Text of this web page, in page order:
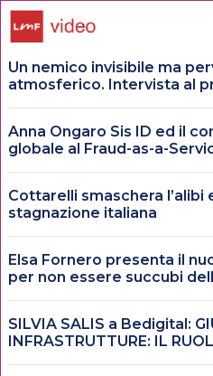
Un nemico invisibile ma
atmosferico. Intervista al
Anna Ongaro Sis ID ed il
globale al Fraud-as-a-
Cottarelli smaschera l’alibi
stagnazione italiana
Elsa Fornero presenta il
per non essere succubi
SILVIA SALIS a Bedigital:
INFRASTRUTTURE: IL